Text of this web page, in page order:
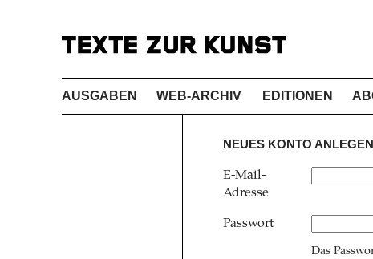
AUSGABEN WEB-ARCHIV EDITIONEN
NEUES KONTO ANLEGEN
E-Mail-
Adresse
Passwort
Das